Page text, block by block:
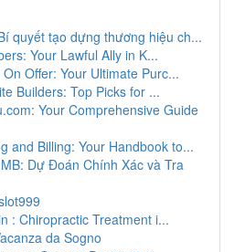
quyết tạo dựng thương hiệu ch...
Your Lawful Ally in K...
Offer: Your Ultimate Purc...
Builders: Top Picks for ...
Your Comprehensive Guide
and Billing: Your Handbook to...
Dự Đoán Chính Xác và Tra
: Chiropractic Treatment i...
da Sogno